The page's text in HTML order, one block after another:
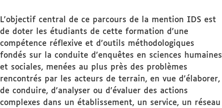
L'objectif central de ce parcours de la mention IDS est
de doter les étudiants de cette formation d'une
compétence réflexive et d'outils méthodologiques
fondés sur la conduite d'enquêtes en sciences humaines
et sociales, menées au plus près des problèmes
rencontrés par les acteurs de terrain, en vue d'élaborer,
de conduire, d'analyser ou d'évaluer des actions
complexes dans un établissement, un service, un réseau